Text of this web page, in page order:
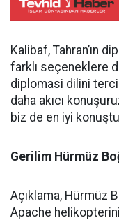
Kalibaf, Tahran’ın
farklı seçeneklere
diplomasi dilini
daha akıcı
biz de en iyi
Gerilim Hürmüz
Açıklama, Hürmüz
Apache